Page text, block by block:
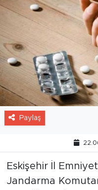
Paylaş
Eskişehir İl
Jandarma